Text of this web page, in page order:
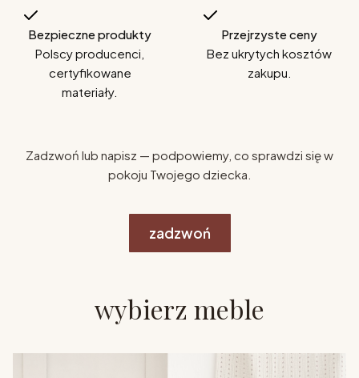
Bezpieczne produkty
Polscy producenci,
certyfikowane
materiały.
Przejrzyste ceny
Bez ukrytych kosztów
zakupu.
Zadzwoń lub napisz — podpowiemy, co sprawdzi się w
pokoju Twojego dziecka.
zadzwoń
wybierz meble